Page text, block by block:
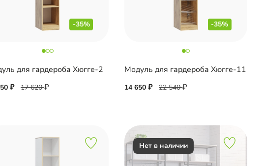
-35%
для гардероба Хюгге-2
17 620
-35%
Модуль для гардероба Хюгге-11
14 650 22 540